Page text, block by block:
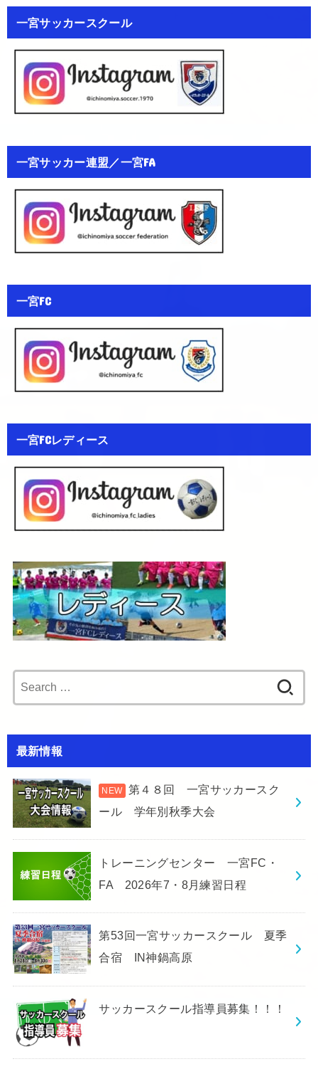
一宮サッカースクール
一宮サッカー連盟／一宮FA
一宮FC
一宮FCレディース
for:
最新情報
第４８回 一宮サッカースク
ール 学年別秋季大会
トレーニングセンター 一宮FC・
FA 2026年7・8月練習日程
第53回一宮サッカースクール 夏季
合宿 IN神鍋高原
サッカースクール指導員募集！！！